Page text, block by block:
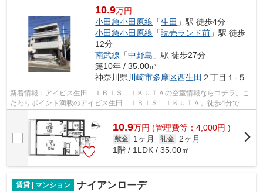
10.9万円
小田急小田原線 「生田 」駅 徒歩4分
小田急小田原線 「読売ランド前 」駅 徒歩
12分
南武線 「中野島 」駅 徒歩27分
築10年 / 35.00㎡
神奈川県川崎市多摩区西生田 ２丁目１-５
新着情報：アイビス生田 ＩＢＩＳ ＩＫＵＴＡの空室情報ならコチラ。こ
だわりポイント満載のアイビス生田 ＩＢＩＳ ＩＫＵＴＡ。徒歩4分で駅
10.9万円 (管理費等：4,000円 )
敷金 1ヶ月 礼金
2ヶ月
1階 / 1LDK / 35.00㎡
賃貸 | マンション ナイアンローデ